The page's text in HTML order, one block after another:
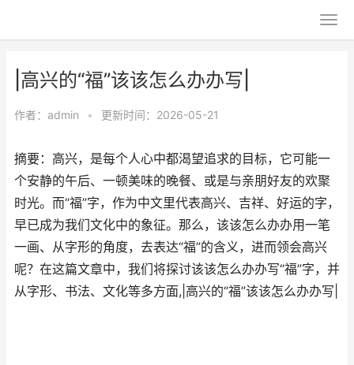
|高兴的“福”该该怎么办办写|
作者： admin • 更新时间：2026-05-21
摘要：高兴，是每个人心中都渴望追求的目标，它可能一
个安静的午后、一顿美味的晚餐、或是与亲朋好友的欢聚
时光。而“福”字，作为中文里代表高兴、吉祥、好运的字，
早已成为我们文化中的象征。那么，该该怎么办办用一笔
一画、从字形的角度，去表达“福”的含义，进而领会高兴
呢？在这篇文章中，我们将探讨该该怎么办办写“福”字，并
从字形、书法、文化等多方面,|高兴的“福”该该怎么办办写|